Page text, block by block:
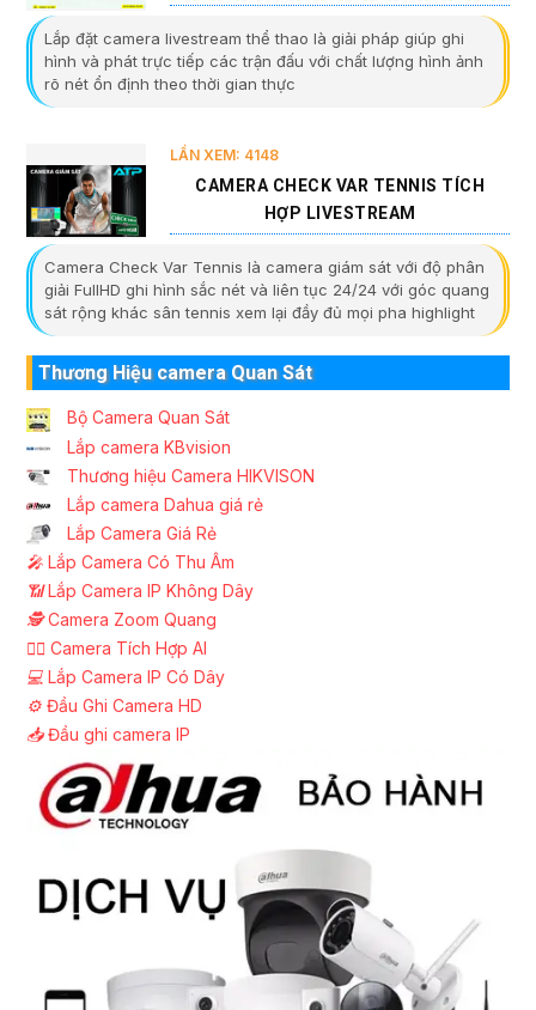
Lắp đặt camera livestream thể thao là giải pháp giúp ghi
hình và phát trực tiếp các trận đấu với chất lượng hình ảnh
rõ nét ổn định theo thời gian thực
LẦN XEM: 4148
CAMERA CHECK VAR TENNIS TÍCH
HỢP LIVESTREAM
Camera Check Var Tennis là camera giám sát với độ phân
giải FullHD ghi hình sắc nét và liên tục 24/24 với góc quang
sát rộng khác sân tennis xem lại đầy đủ mọi pha highlight
Thương Hiệu camera Quan Sát
Bộ Camera Quan Sát
Lắp camera KBvision
Thương hiệu Camera HIKVISON
Lắp camera Dahua giá rẻ
Lắp Camera Giá Rẻ
️🎤️ Lắp Camera Có Thu Âm
📶Lắp Camera IP Không Dây
🕵️Camera Zoom Quang
🧛‍♀️ Camera Tích Hợp AI
💻 Lắp Camera IP Có Dây
⚙️ Đầu Ghi Camera HD
📥Đầu ghi camera IP